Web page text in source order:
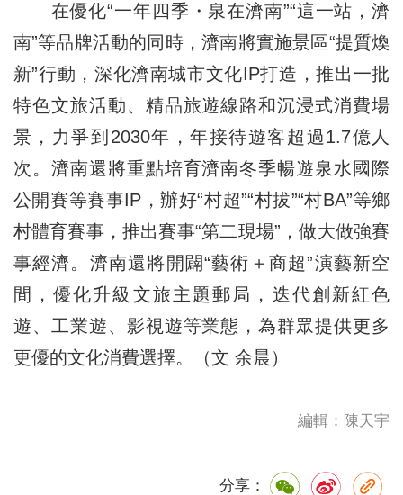
在優化“一年四季・泉在濟南”“這一站，濟
南”等品牌活動的同時，濟南將實施景區“提質煥
新”行動，深化濟南城市文化IP打造，推出一批
特色文旅活動、精品旅遊線路和沉浸式消費場
景，力爭到2030年，年接待遊客超過1.7億人
次。濟南還將重點培育濟南冬季暢遊泉水國際
公開賽等賽事IP，辦好“村超”“村拔”“村BA”等鄉
村體育賽事，推出賽事“第二現場”，做大做強賽
事經濟。濟南還將開闢“藝術＋商超”演藝新空
間，優化升級文旅主題郵局，迭代創新紅色
遊、工業遊、影視遊等業態，為群眾提供更多
更優的文化消費選擇。（文 余晨）
編輯：陳天宇
分享：